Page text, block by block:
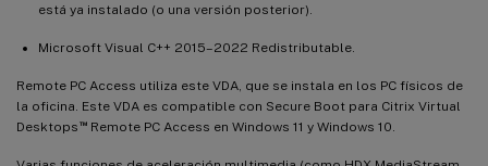
está ya instalado (o una versión posterior).
Microsoft Visual C++ 2015–2022 Redistributable.
Remote PC Access utiliza este VDA, que se instala en los PC físicos de
la oficina. Este VDA es compatible con Secure Boot para Citrix Virtual
Desktops ™Remote PC Access en Windows 11 y Windows 10.